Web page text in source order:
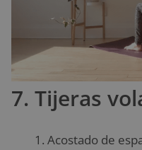
7. Tijeras
Acostado de